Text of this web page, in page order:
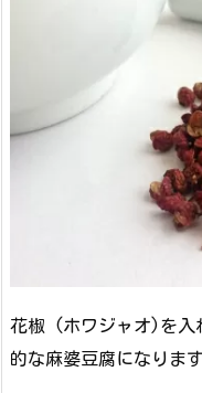
花椒 (ホワジャオ)を入
的な麻婆豆腐になります